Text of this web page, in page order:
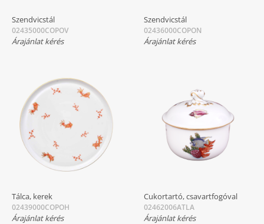
Szendvicstál
02435000COPOV
Árajánlat kérés
Szendvicstál
02436000COPON
Árajánlat kérés
Tálca, kerek
02439000COPOH
Árajánlat kérés
Cukortartó, csavartfogóval
02462006ATLA
Árajánlat kérés